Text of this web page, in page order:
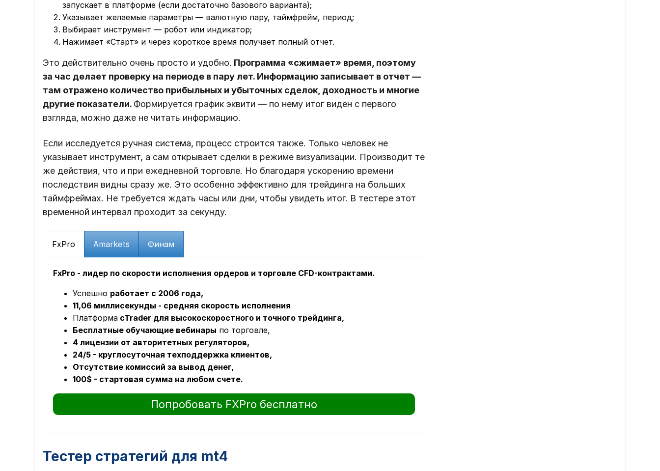
запускает в платформе (если достаточно базового варианта);
Указывает желаемые параметры ― валютную пару, таймфрейм, период;
Выбирает инструмент ― робот или индикатор;
Нажимает «Старт» и через короткое время получает полный отчет.
Это действительно очень просто и удобно. Программа «сжимает» время, поэтому
за час делает проверку на периоде в пару лет. Информацию записывает в отчет ―
там отражено количество прибыльных и убыточных сделок, доходность и многие
другие показатели. Формируется график эквити ― по нему итог виден с первого
взгляда, можно даже не читать информацию.
Если исследуется ручная система, процесс строится также. Только человек не
указывает инструмент, а сам открывает сделки в режиме визуализации. Производит те
же действия, что и при ежедневной торговле. Но благодаря ускорению времени
последствия видны сразу же. Это особенно эффективно для трейдинга на больших
таймфреймах. Не требуется ждать часы или дни, чтобы увидеть итог. В тестере этот
временной интервал проходит за секунду.
FxPro Amarkets Финам
FxPro - лидер по скорости исполнения ордеров и торговле CFD-контрактами.
Успешно работает с 2006 года,
11,06 миллисекунды - средняя скорость исполнения
Платформа cTrader для высокоскоростного и точного трейдинга,
Бесплатные обучающие вебинары по торговле,
4 лицензии от авторитетных регуляторов,
24/5 - круглосуточная техподдержка клиентов,
Отсутствие комиссий за вывод денег,
100$ - стартовая сумма на любом счете.
Попробовать FXPro бесплатно
Тестер стратегий для mt4